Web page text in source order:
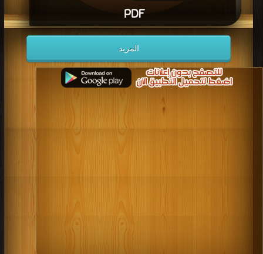
PDF
قراءة و تحميل كتاب كتاب المفاتيح الكهربية بالصور المتحركة PDF مجانا | مكتبة >
| التحميل : مرة/مراتالمزيد